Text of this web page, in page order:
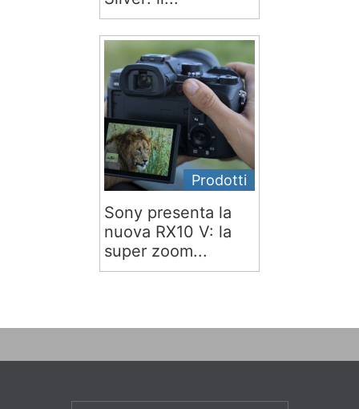
Prodotti
Sony presenta la
nuova RX10 V: la
super zoom...